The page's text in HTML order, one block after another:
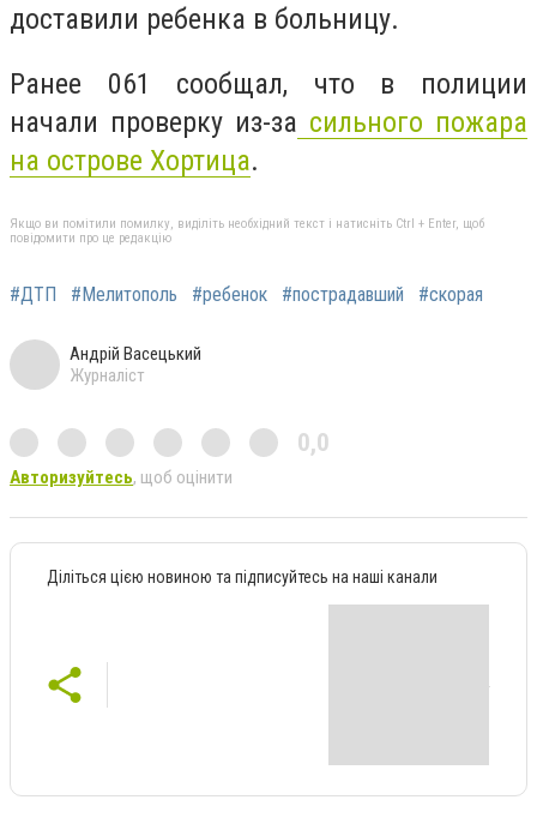
доставили ребенка в больницу.
Ранее 061 сообщал, что в полиции
начали проверку из-за сильного пожара
на острове Хортица.
Якщо ви помітили помилку, виділіть необхідний текст і натисніть Ctrl + Enter, щоб
повідомити про це редакцію
#ДТП #Мелитополь #ребенок #пострадавший #скорая
Андрій Васецький
Журналіст
0,0
Авторизуйтесь, щоб оцінити
Діліться цією новиною та підписуйтесь на наші канали